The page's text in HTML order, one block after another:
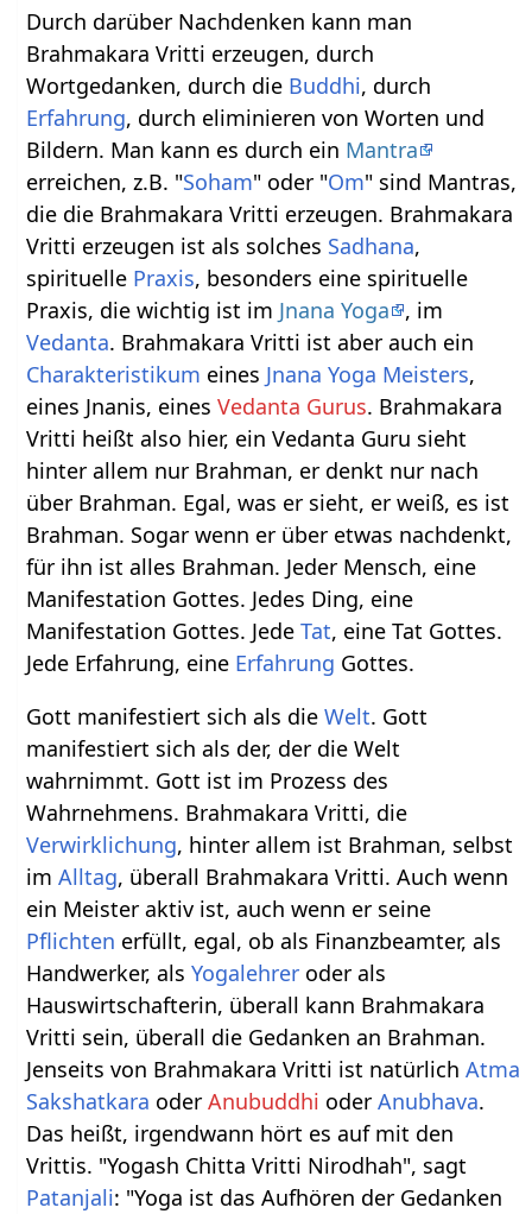
Durch darüber Nachdenken kann man
Brahmakara Vritti erzeugen, durch
Wortgedanken, durch die Buddhi, durch
Erfahrung, durch eliminieren von Worten und
Bildern. Man kann es durch ein Mantra
erreichen, z.B. "Soham" oder "Om" sind Mantras,
die die Brahmakara Vritti erzeugen. Brahmakara
Vritti erzeugen ist als solches Sadhana,
spirituelle Praxis, besonders eine spirituelle
Praxis, die wichtig ist im Jnana Yoga
, im
Vedanta. Brahmakara Vritti ist aber auch ein
Charakteristikum eines Jnana Yoga Meisters,
eines Jnanis, einesVedanta Gurus. Brahmakara
Vritti heißt also hier, ein Vedanta Guru sieht
hinter allem nur Brahman, er denkt nur nach
über Brahman. Egal, was er sieht, er weiß, es ist
Brahman. Sogar wenn er über etwas nachdenkt,
für ihn ist alles Brahman. Jeder Mensch, eine
Manifestation Gottes. Jedes Ding, eine
Manifestation Gottes. JedeTat, eine Tat Gottes.
Jede Erfahrung, eine Erfahrung Gottes.
Gott manifestiert sich als dieWelt. Gott
manifestiert sich als der, der die Welt
wahrnimmt. Gott ist im Prozess des
Wahrnehmens. Brahmakara Vritti, die
Verwirklichung, hinter allem ist Brahman, selbst
imAlltag, überall Brahmakara Vritti. Auch wenn
ein Meister aktiv ist, auch wenn er seine
Pflichten erfüllt, egal, ob als Finanzbeamter, als
Handwerker, alsYogalehrer oder als
Hauswirtschafterin, überall kann Brahmakara
Vritti sein, überall die Gedanken an Brahman.
Jenseits von Brahmakara Vritti ist natürlichAtma
Sakshatkara oderAnubuddhi oderAnubhava.
Das heißt, irgendwann hört es auf mit den
Vrittis. "Yogash Chitta Vritti Nirodhah", sagt
Patanjali: "Yoga ist das Aufhören der Gedanken